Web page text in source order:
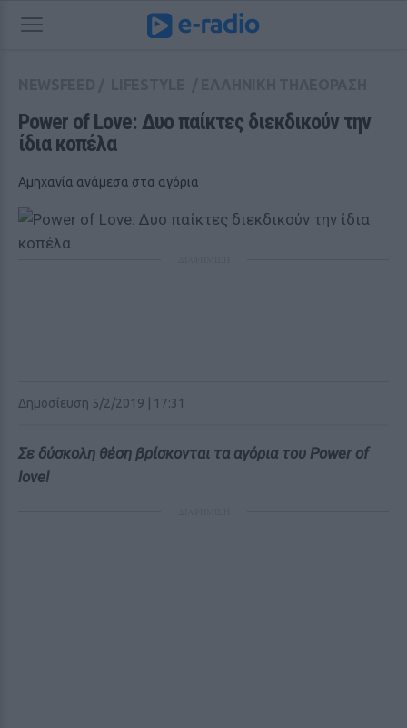
Power of Love: Δυο παίκτες διεκδικούν την
ίδια κοπέλα
Αμηχανία ανάμεσα στα αγόρια
Δημοσίευση 5/2/2019 | 17:31
Σε δύσκολη θέση βρίσκονται τα αγόρια του Power of
love!